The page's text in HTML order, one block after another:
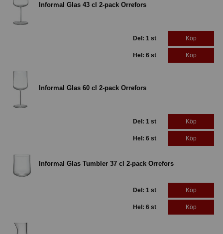
Informal Glas 43 cl 2-pack Orrefors
Del: 1 st Köp
Hel: 6 st Köp
Informal Glas 60 cl 2-pack Orrefors
Del: 1 st Köp
Hel: 6 st Köp
Informal Glas Tumbler 37 cl 2-pack Orrefors
Del: 1 st Köp
Hel: 6 st Köp